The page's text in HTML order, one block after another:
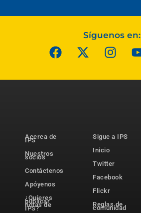
Síguenos en:
Acerca de
IPS
Nuestros
socios
Contáctenos
Apóyenos
¿Quieres
publicar
notas de
IPS?
Sigue a IPS
Inicio
Twitter
Facebook
Flickr
Reglas de
comunidad